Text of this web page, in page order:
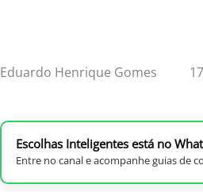
Eduardo Henrique Gomes
Escolhas Inteligentes está no
Entre no canal e acompanhe guias de